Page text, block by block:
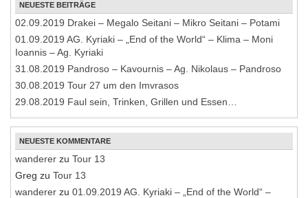
NEUESTE BEITRÄGE
02.09.2019 Drakei – Megalo Seitani – Mikro Seitani – Potami
01.09.2019 AG. Kyriaki – „End of the World“ – Klima – Moni
Ioannis – Ag. Kyriaki
31.08.2019 Pandroso – Kavournis – Ag. Nikolaus – Pandroso
30.08.2019 Tour 27 um den Imvrasos
29.08.2019 Faul sein, Trinken, Grillen und Essen…
NEUESTE KOMMENTARE
wanderer zu Tour 13
Greg zu Tour 13
wanderer zu 01.09.2019 AG. Kyriaki – „End of the World“ –